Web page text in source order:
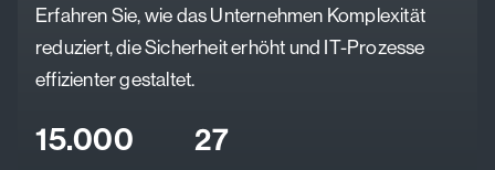
Erfahren Sie, wie das Unternehmen Komplexität
reduziert, die Sicherheit erhöht und IT-Prozesse
effizienter gestaltet.
15.000 27